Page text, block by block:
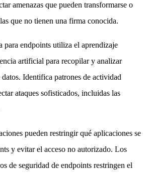
amenazas que pueden transformarse o
que no tienen una firma conocida.
para endpoints utiliza el aprendizaje
artificial para recopilar y analizar
Identifica patrones de actividad
ataques sofisticados, incluidas las
pueden restringir qué aplicaciones se
y evitar el acceso no autorizado. Los
de seguridad de endpoints restringen el